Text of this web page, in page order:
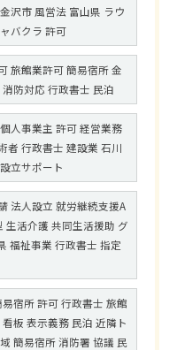
沢市 風営法 富山県 ラウ
バクラ 許可
旅館業許可 簡易宿所 金
防対応 行政書士 民泊
人事業主 許可 経営業務
者 行政書士 建設業 石川
立サポート
法人設立 就労継続支援A
生活介護 共同生活援助 グ
福祉事業 行政書士 指定
宿所 許可 行政書士 旅館
板 表示義務 民泊 近隣ト
簡易宿所 消防署 協議 民